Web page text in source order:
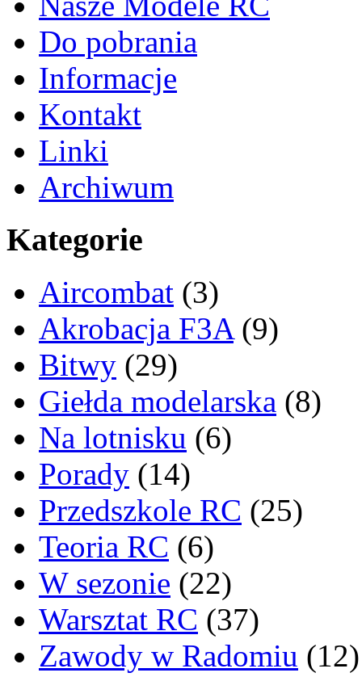
Do pobrania
Informacje
Kontakt
Linki
Archiwum
Kategorie
Aircombat (3)
Akrobacja F3A(9)
Bitwy (29)
Giełda modelarska (8)
Na lotnisku (6)
Porady (14)
Przedszkole RC (25)
Teoria RC (6)
W sezonie (22)
Warsztat RC (37)
Zawody w Radomiu (12)